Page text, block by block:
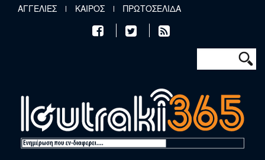
Παράκαμψη προς το κυρίως περιεχόμενο
ΑΓΓΕΛΙΕΣ ΚΑΙΡΟΣ ΠΡΩΤΟΣΕΛΙΔΑ
Φόρμα
Αναζήτηση